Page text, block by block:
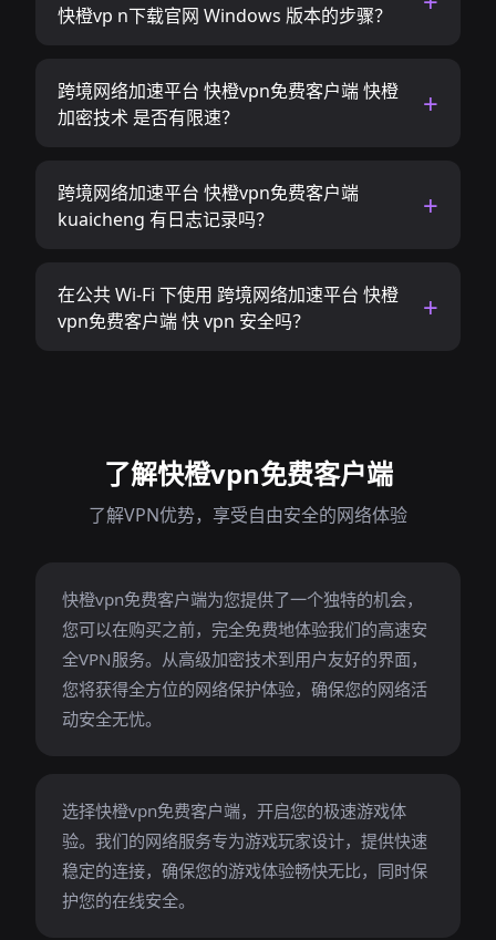
快橙vp n下载官网 Windows 版本的步骤？
跨境网络加速平台 快橙vpn免费客户端 快橙
加密技术 是否有限速？
跨境网络加速平台 快橙vpn免费客户端
kuaicheng 有日志记录吗？
在公共 Wi-Fi 下使用 跨境网络加速平台 快橙
vpn免费客户端 快 vpn 安全吗？
了解快橙vpn免费客户端
了解VPN优势，享受自由安全的网络体验
快橙vpn免费客户端为您提供了一个独特的机会，
您可以在购买之前，完全免费地体验我们的高速安
全VPN服务。从高级加密技术到用户友好的界面，
您将获得全方位的网络保护体验，确保您的网络活
动安全无忧。
选择快橙vpn免费客户端，开启您的极速游戏体
验。我们的网络服务专为游戏玩家设计，提供快速
稳定的连接，确保您的游戏体验畅快无比，同时保
护您的在线安全。